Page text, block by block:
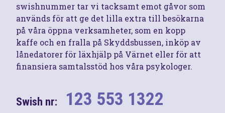
swishnummer tar vi tacksamt emot gåvor som
används för att ge det lilla extra till besökarna
på våra öppna verksamheter, som en kopp
kaffe och en fralla på Skyddsbussen, inköp av
lånedatorer för läxhjälp på Värnet eller för att
finansiera samtalsstöd hos våra psykologer.
Swish nr: 123 553 1322